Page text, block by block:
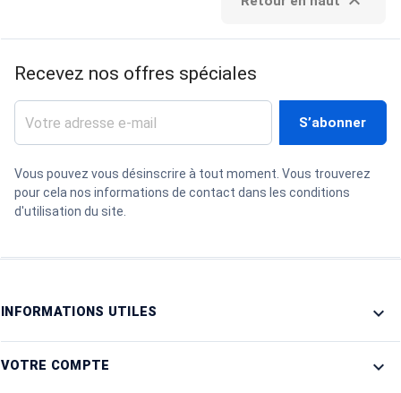
Recevez nos offres spéciales
Vous pouvez vous désinscrire à tout moment. Vous trouverez
pour cela nos informations de contact dans les conditions
d'utilisation du site.
INFORMATIONS UTILES 
VOTRE COMPTE 